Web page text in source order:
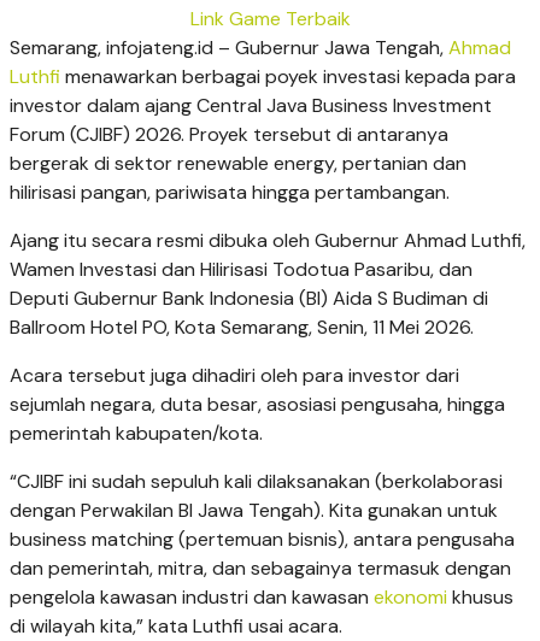
Link Game Terbaik
Semarang, infojateng.id – Gubernur Jawa Tengah,Ahmad
Luthfi menawarkan berbagai poyek investasi kepada para
investor dalam ajang Central Java Business Investment
Forum (CJIBF) 2026. Proyek tersebut di antaranya
bergerak di sektor renewable energy, pertanian dan
hilirisasi pangan, pariwisata hingga pertambangan.
Ajang itu secara resmi dibuka oleh Gubernur Ahmad Luthfi,
Wamen Investasi dan Hilirisasi Todotua Pasaribu, dan
Deputi Gubernur Bank Indonesia (BI) Aida S Budiman di
Ballroom Hotel PO, Kota Semarang, Senin, 11 Mei 2026.
Acara tersebut juga dihadiri oleh para investor dari
sejumlah negara, duta besar, asosiasi pengusaha, hingga
pemerintah kabupaten/kota.
“CJIBF ini sudah sepuluh kali dilaksanakan (berkolaborasi
dengan Perwakilan BI Jawa Tengah). Kita gunakan untuk
business matching (pertemuan bisnis), antara pengusaha
dan pemerintah, mitra, dan sebagainya termasuk dengan
pengelola kawasan industri dan kawasan ekonomi khusus
di wilayah kita,” kata Luthfi usai acara.